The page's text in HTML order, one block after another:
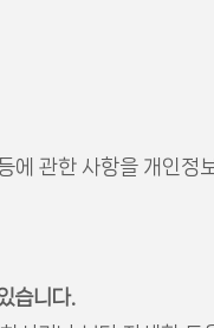
에 관한 사항을 개인정
습니다.